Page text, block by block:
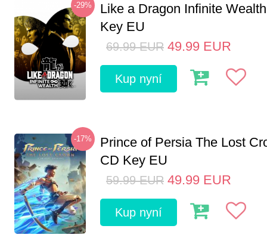
-29%
Like a Dragon Infinite
Key EU
69.99 EUR 49.99 EUR
Kup nyní
-17%
Prince of Persia The Lost
CD Key EU
59.99 EUR 49.99 EUR
Kup nyní